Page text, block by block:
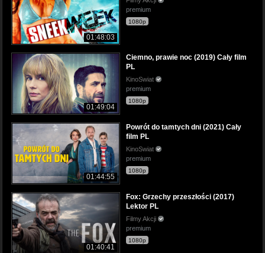
01:48:03
premium
1080p
01:49:04
Ciemno, prawie noc (2019) Cały film
PL
KinoSwiat
premium
1080p
01:44:55
Powrót do tamtych dni (2021) Cały
film PL
KinoSwiat
premium
1080p
01:40:41
Fox: Grzechy przeszłości (2017)
Lektor PL
Filmy Akcji
premium
1080p